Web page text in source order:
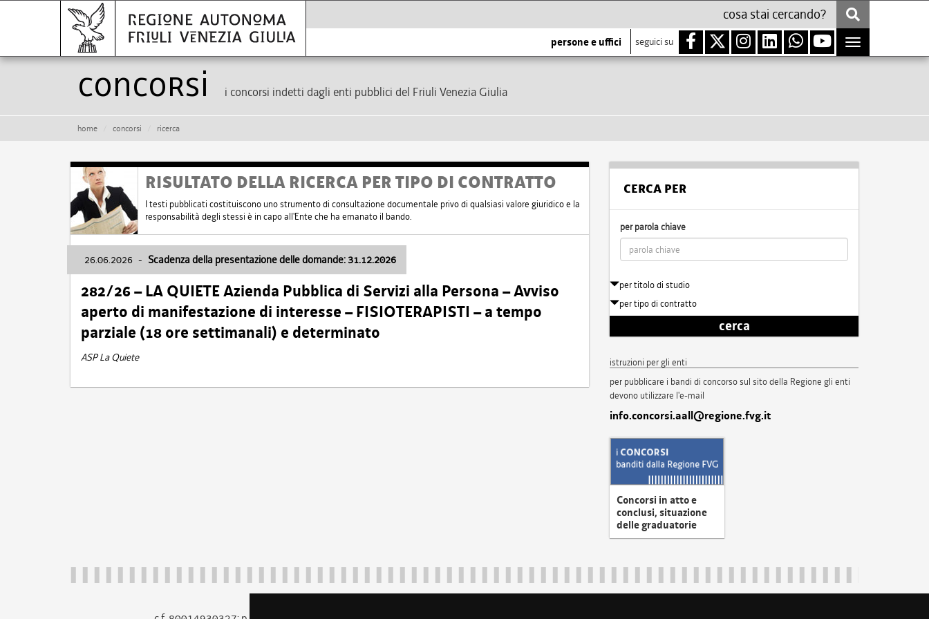
persone e uffici seguici su
Toggle
navigation
Concorsi i concorsi indetti dagli enti pubblici del Friuli Venezia Giulia
home concorsi ricerca
RISULTATO DELLA RICERCA PER TIPO DI CONTRATTO
I testi pubblicati costituiscono uno strumento di consultazione documentale privo di qualsiasi valore giuridico e la
responsabilità degli stessi è in capo all'Ente che ha emanato il bando.
26.06.2026 - Scadenza della presentazione delle domande: 31.12.2026
282/26 – LA QUIETE Azienda Pubblica di Servizi alla Persona – Avviso
aperto di manifestazione di interesse – FISIOTERAPISTI – a tempo
parziale (18 ore settimanali) e determinato
ASP La Quiete
CERCA PER
per parola chiave
per titolo di studio
per tipo di contratto
cerca
istruzioni per gli enti
per pubblicare i bandi di concorso sul sito della Regione gli enti
devono utilizzare l'e-mail
info.concorsi.aall@regione.fvg.it
Concorsi in atto e
conclusi, situazione
delle graduatorie